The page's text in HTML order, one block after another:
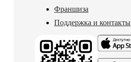
Франшиза
Поддержка и контакты